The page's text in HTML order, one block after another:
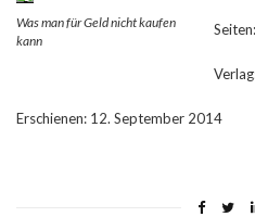
Was man für Geld nicht kaufen
kann
Erschienen: 12. September 2014